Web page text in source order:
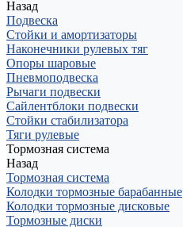
Назад
Подвеска
Стойки и амортизаторы
Наконечники рулевых тяг
Опоры шаровые
Пневмоподвеска
Рычаги подвески
Сайлентблоки подвески
Стойки стабилизатора
Тяги рулевые
Тормозная система
Назад
Тормозная система
Колодки тормозные барабанные
Колодки тормозные дисковые
Тормозные диски